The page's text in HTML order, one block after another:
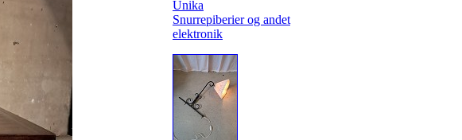
Unika
Snurrepiberier og andet
elektronik